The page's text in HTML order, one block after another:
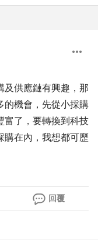
及供應鏈有興趣，那
的機會，先從小採購
富了，要轉換到科技
購在內，我想都可歷
回覆